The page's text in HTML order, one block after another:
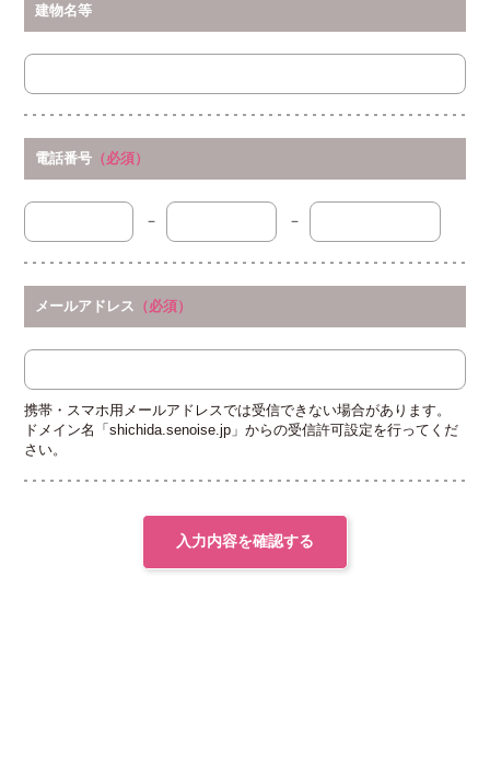
建物名等
電話番号 （必須）
－ －
メールアドレス （必須）
携帯・スマホ用メールアドレスでは受信できない場合があります。
ドメイン名「shichida.senoise.jp」からの受信許可設定を行ってくだ
さい。
入力内容を確認する